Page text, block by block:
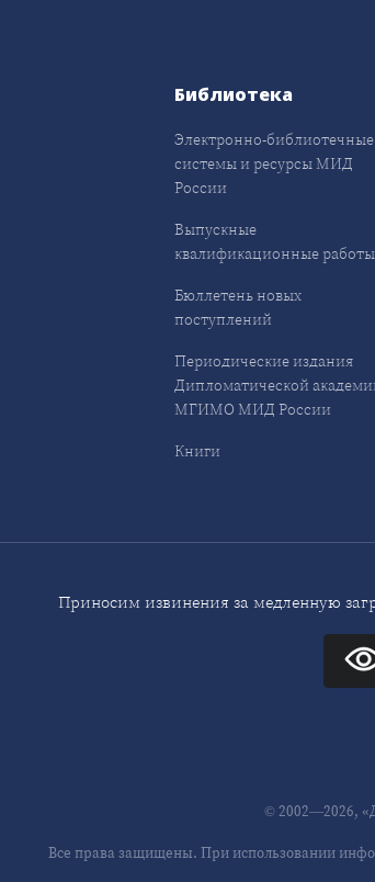
Библиотека
Электронно-библиотечные
системы и ресурсы МИД
России
Выпускные
квалификационные работы
Бюллетень новых
поступлений
Периодические издания
Дипломатической
МГИМО МИД России
Книги
Приносим извинения за медленную
© 2002—2026,
Все права защищены. При использовании